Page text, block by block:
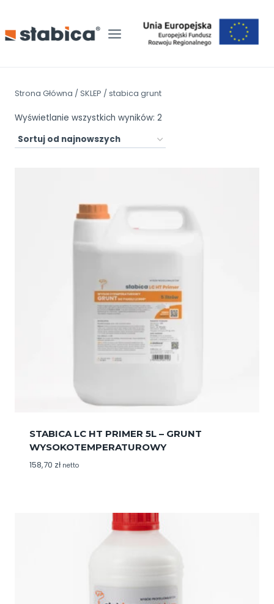
treści
Strona Główna / SKLEP / stabica grunt
Wyświetlanie wszystkich wyników: 2
według
STABICA LC HT PRIMER 5L – GRUNT
WYSOKOTEMPERATUROWY
158,70 zł netto